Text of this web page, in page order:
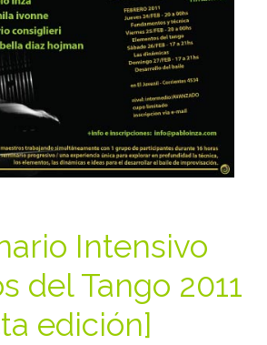
Intensivo
del Tango 2011
edición]